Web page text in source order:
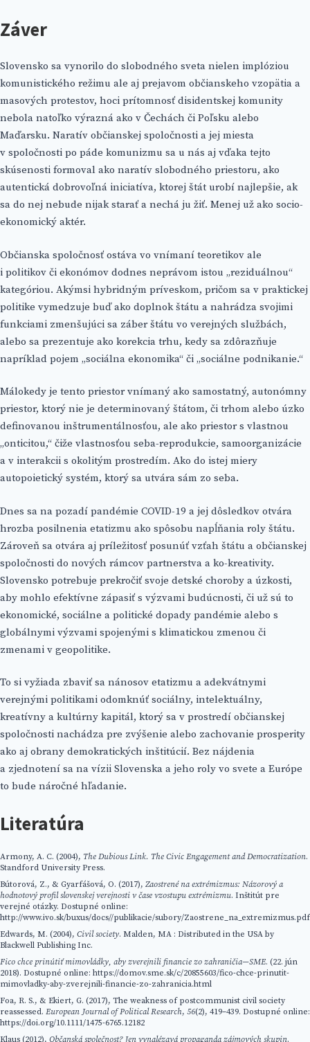
Záver
Slovensko sa vynorilo do slobodného sveta nielen implóziou
komunistického režimu ale aj prejavom občianskeho vzopätia a
masových protestov, hoci prítomnosť disidentskej komunity
nebola natoľko výrazná ako v Čechách či Poľsku alebo
Maďarsku. Naratív občianskej spoločnosti a jej miesta
v spoločnosti po páde komunizmu sa u nás aj vďaka tejto
skúsenosti formoval ako naratív slobodného priestoru, ako
autentická dobrovoľná iniciatíva, ktorej štát urobí najlepšie, ak
sa do nej nebude nijak starať a nechá ju žiť. Menej už ako socio-
ekonomický aktér.
Občianska spoločnosť ostáva vo vnímaní teoretikov ale
i politikov či ekonómov dodnes neprávom istou „reziduálnou“
kategóriou. Akýmsi hybridným príveskom, pričom sa v praktickej
politike vymedzuje buď ako doplnok štátu a nahrádza svojimi
funkciami zmenšujúci sa záber štátu vo verejných službách,
alebo sa prezentuje ako korekcia trhu, kedy sa zdôrazňuje
napríklad pojem „sociálna ekonomika“ či „sociálne podnikanie.“
Málokedy je tento priestor vnímaný ako samostatný, autonómny
priestor, ktorý nie je determinovaný štátom, či trhom alebo úzko
definovanou inštrumentálnosťou, ale ako priestor s vlastnou
„onticitou,“ čiže vlastnosťou seba-reprodukcie, samoorganizácie
a v interakcii s okolitým prostredím. Ako do istej miery
autopoietický systém, ktorý sa utvára sám zo seba.
Dnes sa na pozadí pandémie COVID-19 a jej dôsledkov otvára
hrozba posilnenia etatizmu ako spôsobu napĺňania roly štátu.
Zároveň sa otvára aj príležitosť posunúť vzťah štátu a občianskej
spoločnosti do nových rámcov partnerstva a ko-kreativity.
Slovensko potrebuje prekročiť svoje detské choroby a úzkosti,
aby mohlo efektívne zápasiť s výzvami budúcnosti, či už sú to
ekonomické, sociálne a politické dopady pandémie alebo s
globálnymi výzvami spojenými s klimatickou zmenou či
zmenami v geopolitike.
To si vyžiada zbaviť sa nánosov etatizmu a adekvátnymi
verejnými politikami odomknúť sociálny, intelektuálny,
kreatívny a kultúrny kapitál, ktorý sa v prostredí občianskej
spoločnosti nachádza pre zvýšenie alebo zachovanie prosperity
ako aj obrany demokratických inštitúcií. Bez nájdenia
a zjednotení sa na vízii Slovenska a jeho roly vo svete a Európe
to bude náročné hľadanie.
Literatúra
Armony, A. C. (2004), The Dubious Link. The Civic Engagement and Democratization.
Standford University Press.
Bútorová, Z., & Gyarfášová, O. (2017), Zaostrené na extrémizmus: Názorový a
hodnotový profil slovenskej verejnosti v čase vzostupu extrémizmu. Inštitút pre
verejné otázky. Dostupné online:
http://www.ivo.sk/buxus/docs//publikacie/subory/Zaostrene_na_extremizmus.pdf
Edwards, M. (2004), Civil society. Malden, MA : Distributed in the USA by
Blackwell Publishing Inc.
Fico chce prinútiť mimovládky, aby zverejnili financie zo zahraničia—SME. (22. jún
2018). Dostupné online: https://domov.sme.sk/c/20855603/fico-chce-prinutit-
mimovladky-aby-zverejnili-financie-zo-zahranicia.html
Foa, R. S., & Ekiert, G. (2017), The weakness of postcommunist civil society
reassessed. European Journal of Political Research, 56(2), 419–439. Dostupné online:
https://doi.org/10.1111/1475-6765.12182
Klaus (2012), Občanská společnost? Jen vynalézavá propaganda zájmových skupin.